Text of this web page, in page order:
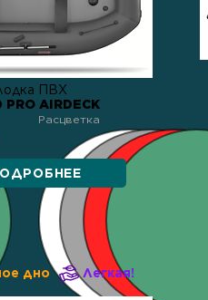
ПВХ
AIRDECK
Расцветка
дно Легкая!